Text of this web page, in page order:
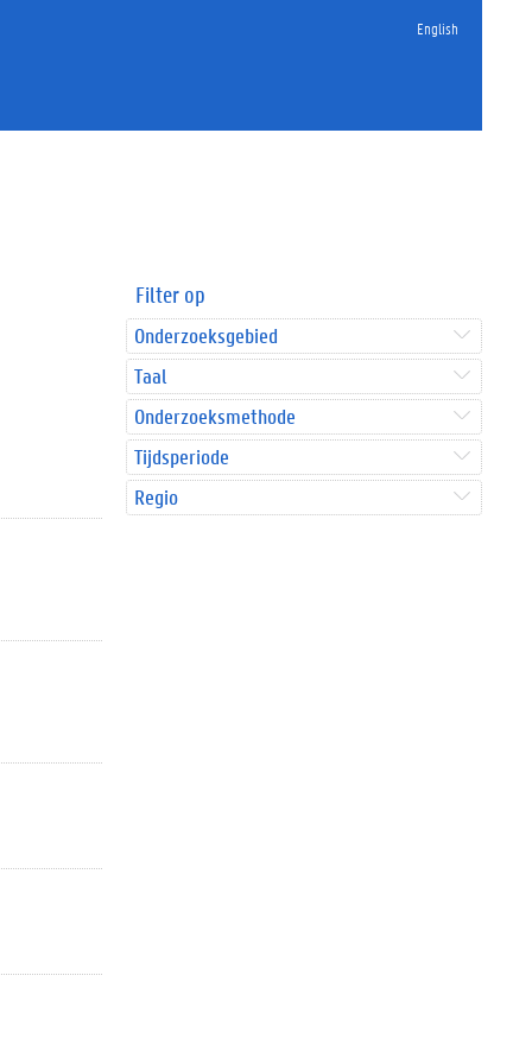
English
Filter op
Onderzoeksgebied
Taal
Onderzoeksmethode
Tijdsperiode
Regio